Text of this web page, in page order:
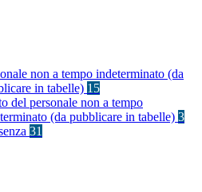
non a tempo indeterminato (da
in tabelle) 15
del personale non a tempo
(da pubblicare in tabelle) 3
31